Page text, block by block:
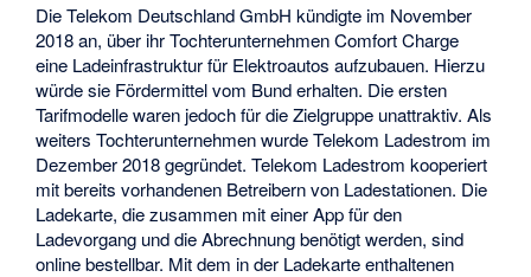
Die Telekom Deutschland GmbH kündigte im November
2018 an, über ihr Tochterunternehmen Comfort Charge
eine Ladeinfrastruktur für Elektroautos aufzubauen. Hierzu
würde sie Fördermittel vom Bund erhalten. Die ersten
Tarifmodelle waren jedoch für die Zielgruppe unattraktiv. Als
weiters Tochterunternehmen wurde Telekom Ladestrom im
Dezember 2018 gegründet. Telekom Ladestrom kooperiert
mit bereits vorhandenen Betreibern von Ladestationen. Die
Ladekarte, die zusammen mit einer App für den
Ladevorgang und die Abrechnung benötigt werden, sind
online bestellbar. Mit dem in der Ladekarte enthaltenen